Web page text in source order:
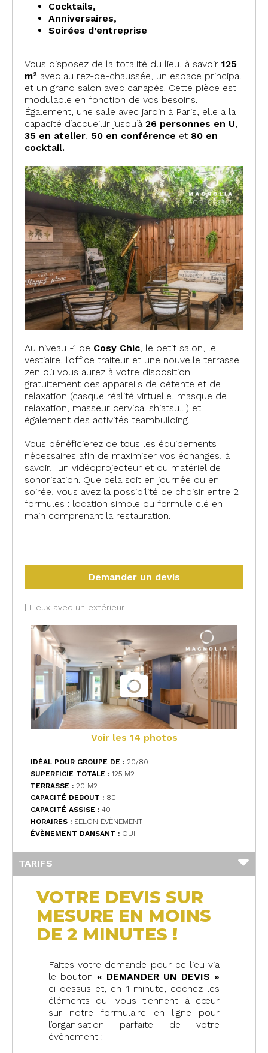
Cocktails,
Anniversaires,
Soirées d’entreprise
Vous disposez de la totalité du lieu, à savoir 125
m² avec au rez-de-chaussée, un espace principal
et un grand salon avec canapés. Cette pièce est
modulable en fonction de vos besoins.
Également, une salle avec jardin à Paris, elle a la
capacité d’accueillir jusqu’à 26 personnes en U,
35 en atelier, 50 en conférence et 80 en
cocktail.
Au niveau -1 de Cosy Chic, le petit salon, le
vestiaire, l’office traiteur et une nouvelle terrasse
zen où vous aurez à votre disposition
gratuitement des appareils de détente et de
relaxation (casque réalité virtuelle, masque de
relaxation, masseur cervical shiatsu…) et
également des activités teambuilding.
Vous bénéficierez de tous les équipements
nécessaires afin de maximiser vos échanges, à
savoir, un vidéoprojecteur et du matériel de
sonorisation. Que cela soit en journée ou en
soirée, vous avez la possibilité de choisir entre 2
formules : location simple ou formule clé en
main comprenant la restauration.
Demander un devis
| Lieux avec un extérieur
Voir les 14 photos
IDÉAL POUR GROUPE DE : 20/80
SUPERFICIE TOTALE : 125 M2
TERRASSE : 20 M2
CAPACITÉ DEBOUT : 80
CAPACITÉ ASSISE : 40
HORAIRES : SELON ÉVÈNEMENT
ÉVÈNEMENT DANSANT : OUI
TARIFS
VOTRE DEVIS SUR
MESURE EN MOINS
DE 2 MINUTES !
Faites votre demande pour ce lieu via
le bouton « DEMANDER UN DEVIS »
ci-dessus et, en 1 minute, cochez les
éléments qui vous tiennent à cœur
sur notre formulaire en ligne pour
l’organisation parfaite de votre
évènement :